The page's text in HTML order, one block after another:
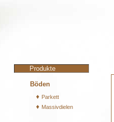
Produkte
Böden
♦ Parkett
♦ Massivdielen